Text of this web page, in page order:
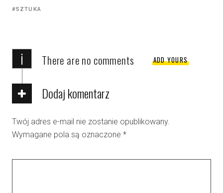
SZTUKA
i There are no comments ADD YOURS
Dodaj komentarz
Twój adres e-mail nie zostanie opublikowany.
Wymagane pola są oznaczone *